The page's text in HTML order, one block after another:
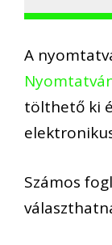
A
tölthető ki
Számos